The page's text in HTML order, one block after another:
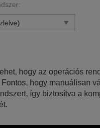
hogy az operációs
hogy manuálisan
így biztosítva a